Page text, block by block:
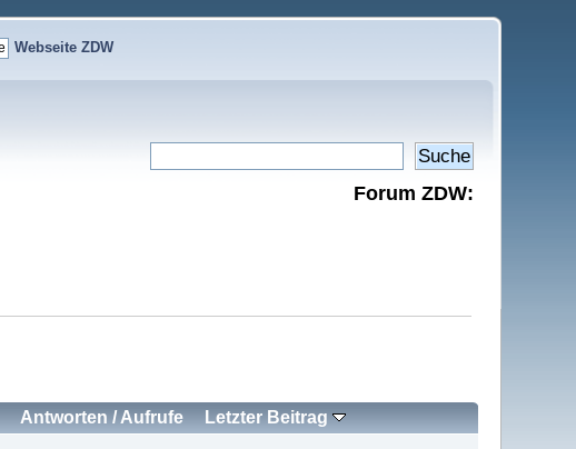
Webseite ZDW
Forum ZDW:
Antworten /Aufrufe Letzter Beitrag